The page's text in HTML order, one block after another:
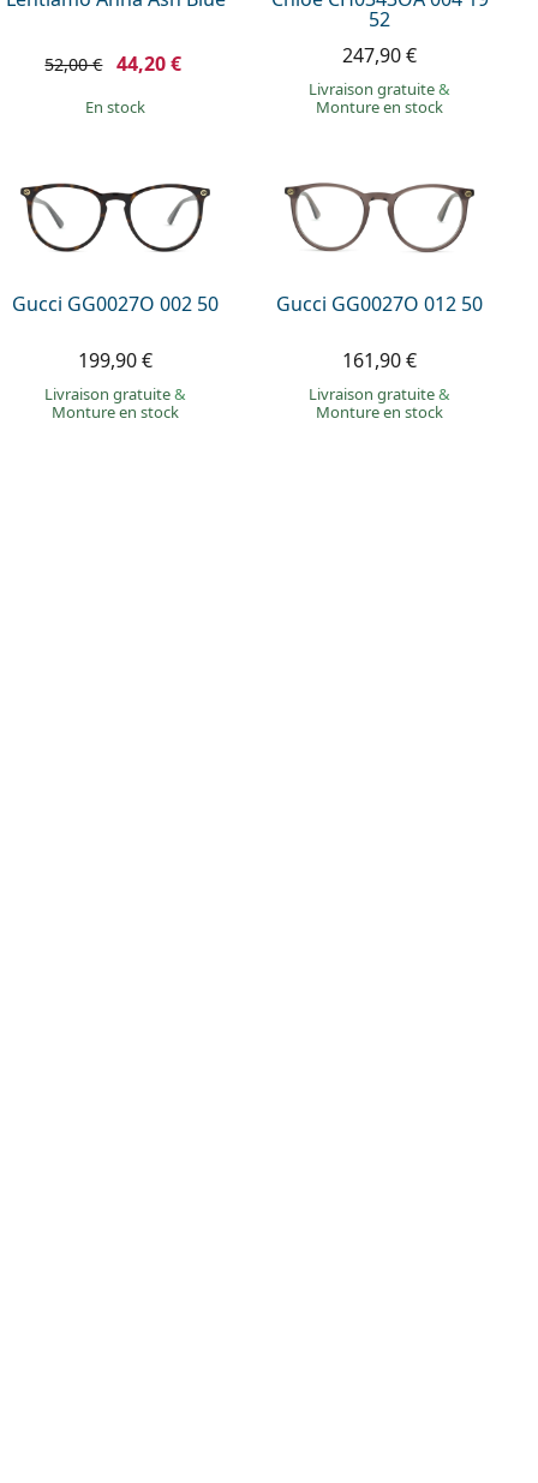
52,00 € 44,20 €
en stock
52
247,90 €
Livraison gratuite&
Monture en stock
Gucci GG0027O 002 50
199,90 €
Livraison gratuite&
Monture en stock
Gucci GG0027O 012 50
161,90 €
Livraison gratuite&
Monture en stock